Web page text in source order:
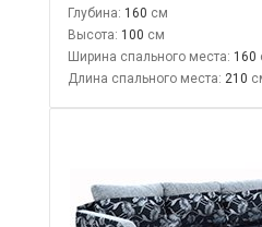
Глубина: 160
Высота: 100
Ширина спального места: 160
Длина спального места: 210